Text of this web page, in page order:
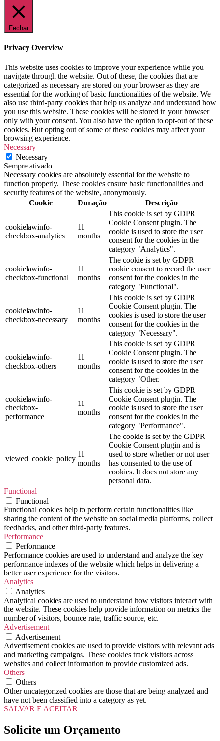
Fechar
Privacy Overview
This website uses cookies to improve your experience while you
navigate through the website. Out of these, the cookies that are
categorized as necessary are stored on your browser as they are
essential for the working of basic functionalities of the website. We
also use third-party cookies that help us analyze and understand how
you use this website. These cookies will be stored in your browser
only with your consent. You also have the option to opt-out of these
cookies. But opting out of some of these cookies may affect your
browsing experience.
Necessary
Necessary
Sempre ativado
Necessary cookies are absolutely essential for the website to
function properly. These cookies ensure basic functionalities and
security features of the website, anonymously.
Cookie
Duração Descrição
cookielawinfo-
checkbox-analytics
11
months
This cookie is set by GDPR
Cookie Consent plugin. The
cookie is used to store the user
consent for the cookies in the
category "Analytics".
cookielawinfo-
checkbox-functional
11
months
The cookie is set by GDPR
cookie consent to record the user
consent for the cookies in the
category "Functional".
cookielawinfo-
checkbox-necessary
11
months
This cookie is set by GDPR
Cookie Consent plugin. The
cookies is used to store the user
consent for the cookies in the
category "Necessary".
cookielawinfo-
checkbox-others
11
months
This cookie is set by GDPR
Cookie Consent plugin. The
cookie is used to store the user
consent for the cookies in the
category "Other.
cookielawinfo-
checkbox-
performance
11
months
This cookie is set by GDPR
Cookie Consent plugin. The
cookie is used to store the user
consent for the cookies in the
category "Performance".
viewed_cookie_policy
11
months
The cookie is set by the GDPR
Cookie Consent plugin and is
used to store whether or not user
has consented to the use of
cookies. It does not store any
personal data.
Functional
Functional
Functional cookies help to perform certain functionalities like
sharing the content of the website on social media platforms, collect
feedbacks, and other third-party features.
Performance
Performance
Performance cookies are used to understand and analyze the key
performance indexes of the website which helps in delivering a
better user experience for the visitors.
Analytics
Analytics
Analytical cookies are used to understand how visitors interact with
the website. These cookies help provide information on metrics the
number of visitors, bounce rate, traffic source, etc.
Advertisement
Advertisement
Advertisement cookies are used to provide visitors with relevant ads
and marketing campaigns. These cookies track visitors across
websites and collect information to provide customized ads.
Others
Others
Other uncategorized cookies are those that are being analyzed and
have not been classified into a category as yet.
SALVAR E ACEITAR
Solicite um Orçamento